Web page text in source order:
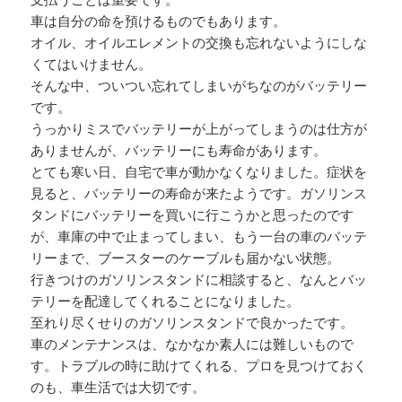
車は自分の命を預けるものでもあります。
オイル、オイルエレメントの交換も忘れないようにしな
くてはいけません。
そんな中、ついつい忘れてしまいがちなのがバッテリー
です。
うっかりミスでバッテリーが上がってしまうのは仕方が
ありませんが、バッテリーにも寿命があります。
とても寒い日、自宅で車が動かなくなりました。症状を
見ると、バッテリーの寿命が来たようです。ガソリンス
タンドにバッテリーを買いに行こうかと思ったのです
が、車庫の中で止まってしまい、もう一台の車のバッテ
リーまで、ブースターのケーブルも届かない状態。
行きつけのガソリンスタンドに相談すると、なんとバッ
テリーを配達してくれることになりました。
至れり尽くせりのガソリンスタンドで良かったです。
車のメンテナンスは、なかなか素人には難しいもので
す。トラブルの時に助けてくれる、プロを見つけておく
のも、車生活では大切です。